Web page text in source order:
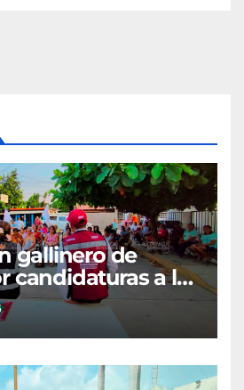
gallinero de
candidaturas a la